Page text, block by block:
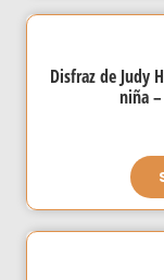
Disfraz de Judy
niña